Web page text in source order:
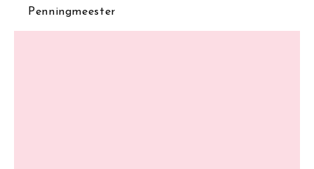
Penningmeester